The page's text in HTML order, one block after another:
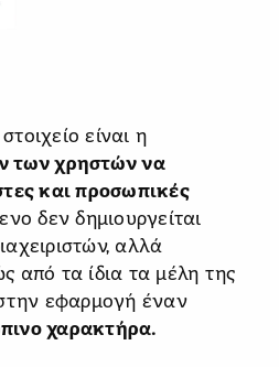
είναι η
των χρηστών να
και προσωπικές
δεν δημιουργείται
αλλά
από τα ίδια τα μέλη της
εφαρμογή έναν
χαρακτήρα.